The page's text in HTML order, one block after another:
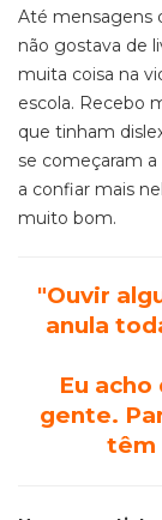
Até mensagens
não gostava de
muita coisa na
escola. Recebo
que tinham
se começaram
a confiar mais
muito bom.
"Ouvir
anula
Eu
gente.
têm